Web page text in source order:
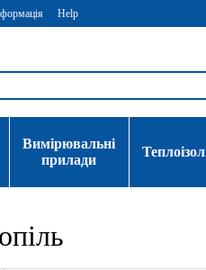
Help
Вимірювальні
прилади